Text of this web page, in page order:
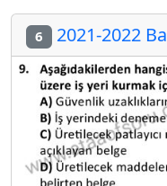
6 2021-2022